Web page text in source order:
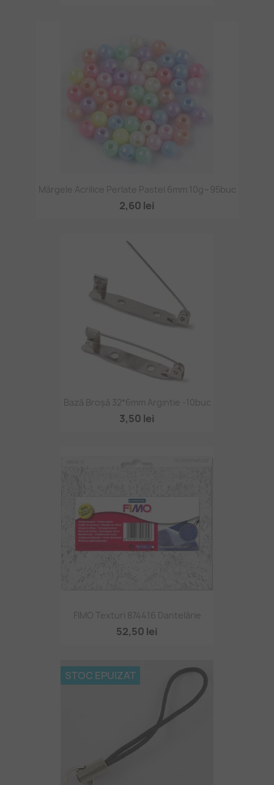
Mărgele Acrilice Perlate Pastel 6mm 10g~95buc
2,60 lei
Bază Broșă 32*6mm Argintie -10buc
3,50 lei
FIMO Texturi 874416 Dantelărie
52,50 lei
STOC EPUIZAT